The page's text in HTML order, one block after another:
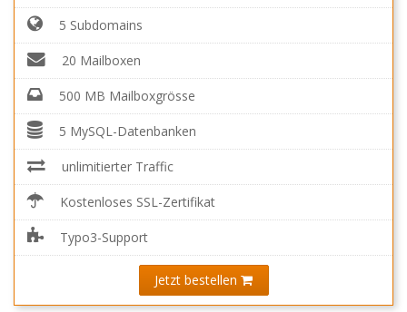
5 Subdomains
20 Mailboxen
500 MB Mailboxgrösse
5 MySQL-Datenbanken
unlimitierter Traffic
Kostenloses SSL-Zertifikat
Typo3-Support
Jetzt bestellen